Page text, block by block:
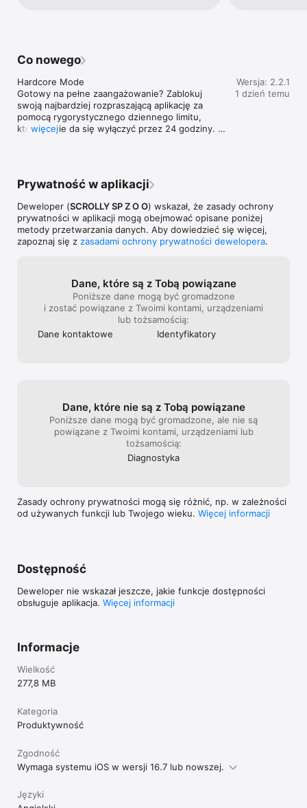
phenomenon we’re witnessing in the 21st
👏
Co nowego
Hardcore Mode
Gotowy na pełne zaangażowanie? Zablokuj
swoją najbardziej rozpraszającą aplikację za
pomocą rygorystycznego dziennego limitu,
którego nie da się wyłączyć przez 24 godziny.
dostępne obok siebie w jednym, przejrzystym
naprawdę znika Twój dzień.
Inteligentniejsze przypomnienia No-Scroll
Całkowicie przebudowane przypomnienia, które
godzinę scrollowania.
więcej
Wersja: 2.2.1
1 dzień temu
Prywatność w aplikacji
Deweloper (SCROLLY SP Z O O) wskazał, że zasady ochrony
prywatności w aplikacji mogą obejmować opisane poniżej
metody przetwarzania danych. Aby dowiedzieć się więcej,
zapoznaj się z zasadami ochrony prywatności dewelopera.
Dane, które są z Tobą powiązane
Poniższe dane mogą być gromadzone
i zostać powiązane z Twoimi kontami, urządzeniami
lub tożsamością:
Dane kontaktowe
Identyfika­tory
Dane, które nie są z Tobą powiązane
Poniższe dane mogą być gromadzone, ale nie są
powiązane z Twoimi kontami, urządzeniami lub
tożsamością:
Diagnostyka
Zasady ochrony prywatności mogą się różnić, np. w zależności
od używanych funkcji lub Twojego wieku. Więcej informacji
Dostępność
Deweloper nie wskazał jeszcze, jakie funkcje dostępności
obsługuje aplikacja. Więcej informacji
Informacje
Wielkość
277,8 MB
Kategoria
Produktywność
Zgodność
Wymaga systemu iOS w wersji 16.7 lub nowszej.
Języki